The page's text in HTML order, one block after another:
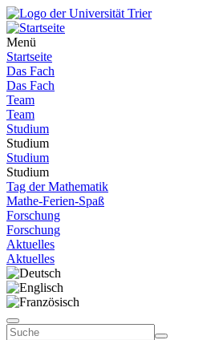
Menü
Startseite
Das Fach
Das Fach
Team
Team
Studium
Studium
Studium
Studium
Tag der Mathematik
Mathe-Ferien-Spaß
Forschung
Forschung
Aktuelles
Aktuelles